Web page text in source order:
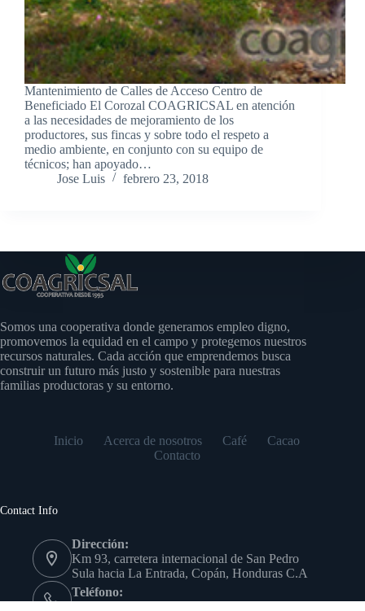
Mantenimiento de Calles de Acceso Centro de
Beneficiado El Corozal COAGRICSAL en atención
a las necesidades de mejoramiento de los
productores, sus fincas y sobre todo el respeto a
medio ambiente, en conjunto con su equipo de
técnicos; han apoyado…
Jose Luis
febrero 23, 2018
Somos una cooperativa donde generamos empleo digno,
promovemos la equidad en el campo y protegemos nuestros
recursos naturales. Cada acción que emprendemos busca
construir un futuro más justo y sostenible para nuestras
familias productoras y su entorno.
Inicio Acerca de nosotros Café
Cacao
Contacto
Contact Info
Dirección:
Km 93, carretera internacional de San Pedro
Sula hacia La Entrada, Copán, Honduras C.A
Teléfono: